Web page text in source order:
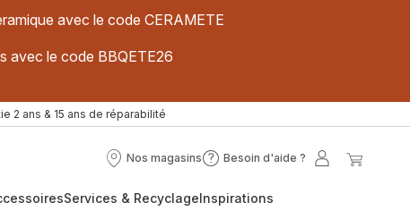
avec le code CERAMETE
avec le code BBQETE26
2 ans & 15 ans de réparabilité
Nos magasins
Nos
Besoin d'aide ?
Besoin
?
Mon
Services & RecyclageInspirations